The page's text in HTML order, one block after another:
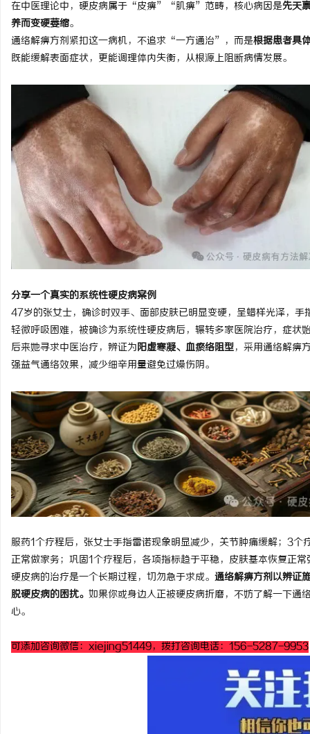
在中医理论中，硬皮病属于“皮痹”“肌痹”范畴，核心病因是先天
养而变硬萎缩。
通络解痹方剂紧扣这一病机，不追求“一方通治”，而是根据患者具
既能缓解表面症状，更能调理体内失衡，从根源上阻断病情发展。
分享一个真实的系统性硬皮病案例
47岁的张女士，确诊时双手、面部皮肤已明显变硬，呈蜡样光泽，
轻微呼吸困难，被确诊为系统性硬皮病后，辗转多家医院治疗，症状
后来她寻求中医治疗，辨证为阳虚寒凝、血瘀络阻型，采用通络解痹
强益气通络效果，减少细辛用量避免过燥伤阴。
服药1个疗程后，张女士手指雷诺现象明显减少，关节肿痛缓解；3
正常做家务；巩固1个疗程后，各项指标趋于平稳，皮肤基本恢复正
硬皮病的治疗是一个长期过程，切勿急于求成。 通络解痹方剂以辨证
脱硬皮病的困扰。 如果你或身边人正被硬皮病折磨，不妨了解一下通
心。
可添加咨询微信：xiejing51449，拨打咨询电话：156-5287-9953